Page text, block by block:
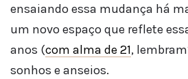
ensaiando essa mudança há
um novo espaço que reflete
anos (com alma de 21,
sonhos e anseios.